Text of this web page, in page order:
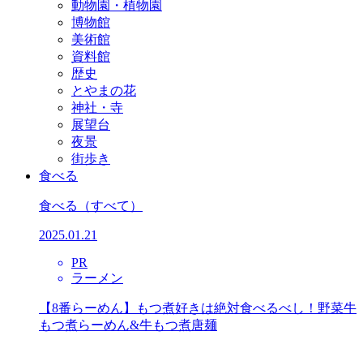
動物園・植物園
博物館
美術館
資料館
歴史
とやまの花
神社・寺
展望台
夜景
街歩き
食べる
食べる （すべて）
2025.01.21
PR
ラーメン
【8番らーめん】もつ煮好きは絶対食べるべし！野菜牛
もつ煮らーめん&牛もつ煮唐麺